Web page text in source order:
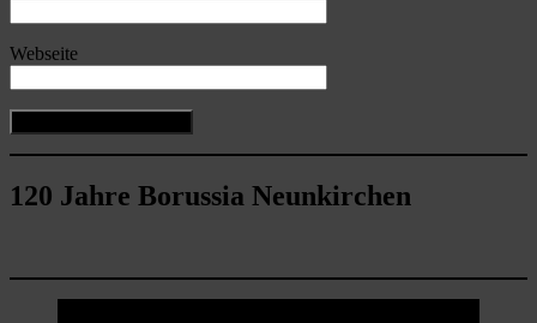
Webseite
120 Jahre Borussia Neunkirchen